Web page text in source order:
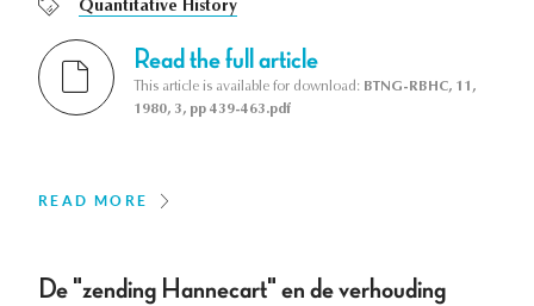
Quantitative History
Read the full article
This article is available for download: BTNG-RBHC, 11,
1980, 3, pp 439-463.pdf
READ MORE
De "zending Hannecart" en de verhouding